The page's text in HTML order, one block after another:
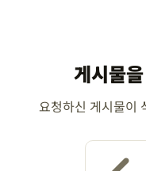
게시물
요청하신 게시물이